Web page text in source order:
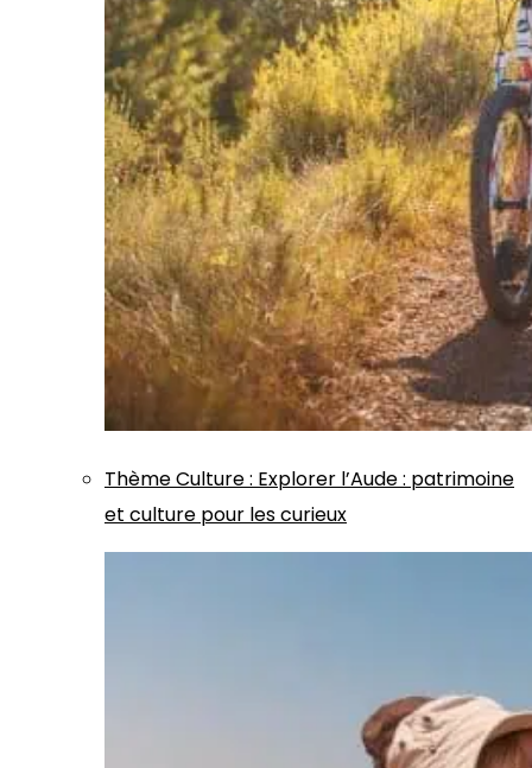
ThèmeCulture: Explorer l’Aude : patrimoine
et culture pour les curieux